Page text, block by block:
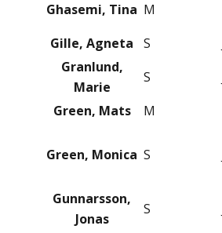
Ghasemi, Tina M
Gille, Agneta
S
Granlund,
Marie
S
Green, Mats
M
Green, Monica S
Gunnarsson,
Jonas
S